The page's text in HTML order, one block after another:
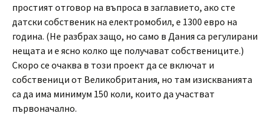
простият отговор на въпроса в заглавието, ако сте
датски собственик на електромобил, е 1300 евро на
година. (Не разбрах защо, но само в Дания са регулирани
нещата и е ясно колко ще получават собствениците.)
Скоро се очаква в този проект да се включат и
собственици от Великобритания, но там изискванията
са да има минимум 150 коли, които да участват
първоначално.